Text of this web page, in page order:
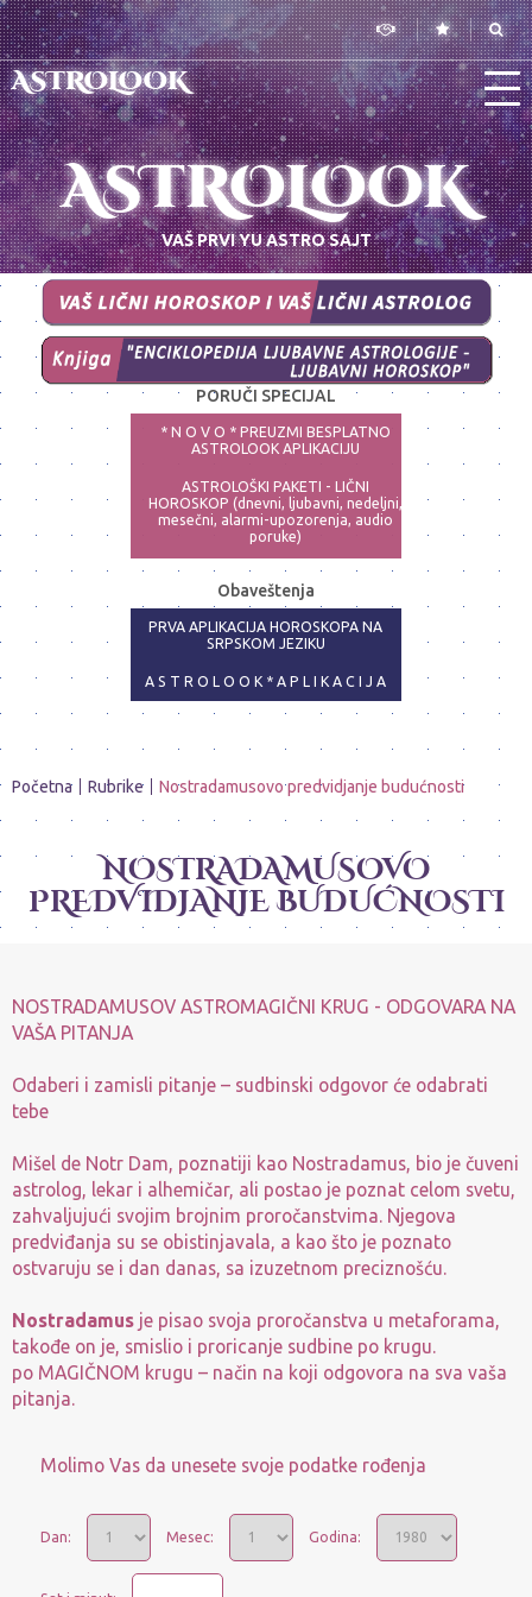
ASTROLOOK
ASTROLOOK
VAŠ PRVI YU ASTRO SAJT
PORUČI SPECIJAL
* N O V O * PREUZMI BESPLATNO
ASTROLOOK APLIKACIJU
ASTROLOŠKI PAKETI - LIČNI
HOROSKOP (dnevni, ljubavni, nedeljni,
mesečni, alarmi-upozorenja, audio
poruke)
ASTRO-PSIHOLOG - NAJPRECIZNIJE
ANALIZE
Obaveštenja
PRVA APLIKACIJA HOROSKOPA NA
SRPSKOM JEZIKU
A S T R O L O O K * A P L I K A C I J A
Početna Rubrike Nostradamusovo predvidjanje budućnosti
NOSTRADAMUSOVO
PREDVIDJANJE BUDUĆNOSTI
NOSTRADAMUSOV ASTROMAGIČNI KRUG - ODGOVARA NA
VAŠA PITANJA
Odaberi i zamisli pitanje – sudbinski odgovor će odabrati
tebe
Mišel de Notr Dam, poznatiji kao Nostradamus, bio je čuveni
astrolog, lekar i alhemičar, ali postao je poznat celom svetu,
zahvaljujući svojim brojnim proročanstvima. Njegova
predviđanja su se obistinjavala, a kao što je poznato
ostvaruju se i dan danas, sa izuzetnom preciznošću.
Nostradamus je pisao svoja proročanstva u metaforama,
takođe on je, smislio i proricanje sudbine po krugu.
po MAGIČNOM krugu – način na koji odgovora na sva vaša
pitanja.
Molimo Vas da unesete svoje podatke rođenja
Dan: Mesec: Godina: